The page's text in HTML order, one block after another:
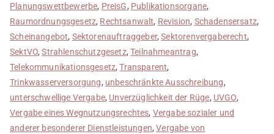
Planungswettbewerbe, PreisG, Publikationsorgane,
Raumordnungsgesetz, Rechtsanwalt, Revision, Schadensersatz,
Scheinangebot, Sektorenauftraggeber,Sektorenvergaberecht,
SektVO,Strahlenschutzgesetz,Teilnahmeantrag,
Telekommunikationsgesetz,Transparent,
Trinkwasserversorgung, unbeschränkte Ausschreibung,
unterschwellige Vergabe, Unverzüglichkeit der Rüge, UVGO,
Vergabe eines Wegnutzungsrechtes, Vergabe sozialer und
anderer besonderer Dienstleistungen,Vergabe von